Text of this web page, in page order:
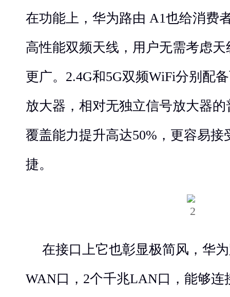
在功能上，华为路由 A1也给消费
高性能双频天线，用户无需考虑
更广。2.4G和5G双频WiFi分别配
放大器，相对无独立信号放大器
覆盖能力提升高达50%，更容易
捷。
在接口上它也彰显极简风，华
WAN口，2个千兆LAN口，能够连